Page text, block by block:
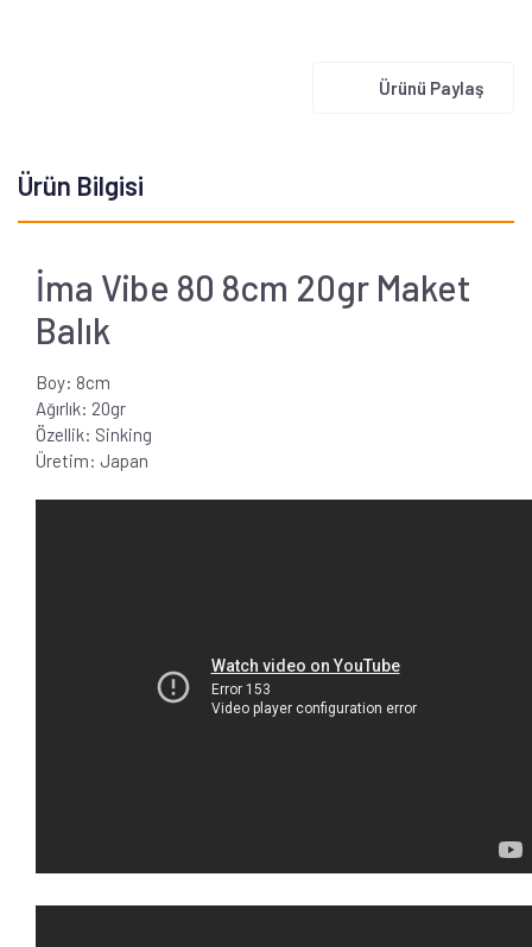
Ürünü Paylaş
Ürün Bilgisi
İma Vibe 80 8cm 20gr Maket
Balık
Boy: 8cm
Ağırlık: 20gr
Özellik: Sinking
Üretim: Japan